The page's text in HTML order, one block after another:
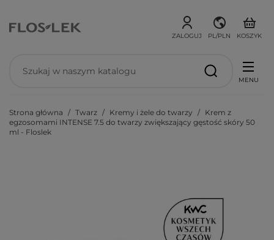
ZALOGUJ PL/PLN KOSZYK
MENU
Strona główna Twarz Kremy i żele do twarzy
Krem z
egzosomami INTENSE 7.5 do twarzy zwiększający gęstość skóry 50
ml - Floslek